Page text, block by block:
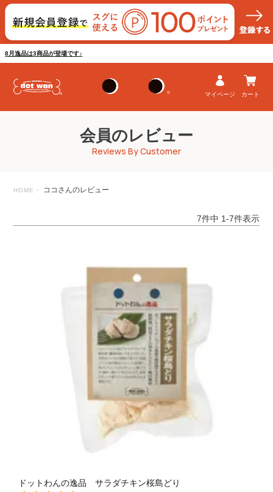
8月逸品は3商品が登場です♪
マイページ カート
会員のレビュー
Reviews By Customer
HOME ココさんのレビュー
7件中 1-7件表示
ドットわんの逸品 サラダチキン桜島どり